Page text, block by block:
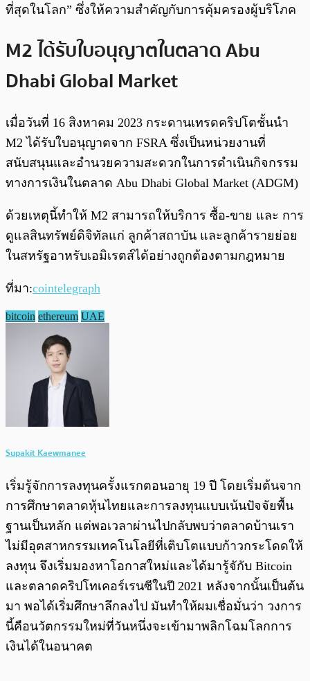
ที่สุดในโลก” ซึ่งให้ความสำคัญกับการคุ้มครองผู้บริโภค
M2 ได้รับใบอนุญาตในตลาด Abu
Dhabi Global Market
เมื่อวันที่ 16 สิงหาคม 2023 กระดานเทรดคริปโตชั้นนำ
M2 ได้รับใบอนุญาตจาก FSRA ซึ่งเป็นหน่วยงานที่
สนับสนุนและอำนวยความสะดวกในการดำเนินกิจกรรม
ทางการเงินในตลาด Abu Dhabi Global Market (ADGM)
ด้วยเหตุนี้ทำให้ M2 สามารถให้บริการ ซื้อ-ขาย และ การ
ดูแลสินทรัพย์ดิจิทัลแก่ ลูกค้าสถาบัน และลูกค้ารายย่อย
ในสหรัฐอาหรับเอมิเรตส์ได้อย่างถูกต้องตามกฎหมาย
ที่มา:cointelegraph
bitcoin ethereum UAE
Supakit Kaewmanee
เริ่มรู้จักการลงทุนครั้งแรกตอนอายุ 19 ปี โดยเริ่มต้นจาก
การศึกษาตลาดหุ้นไทยและการลงทุนแบบเน้นปัจจัยพื้น
ฐานเป็นหลัก แต่พอเวลาผ่านไปกลับพบว่าตลาดบ้านเรา
ไม่มีอุตสาหกรรมเทคโนโลยีที่เติบโตแบบก้าวกระโดดให้
ลงทุน จึงเริ่มมองหาโอกาสใหม่และได้มารู้จักับ Bitcoin
และตลาดคริปโทเคอร์เรนซีในปี 2021 หลังจากนั้นเป็นต้น
มา พอได้เริ่มศึกษาลึกลงไป มันทำให้ผมเชื่อมั่นว่า วงการ
นี้คือนวัตกรรมใหม่ที่วันหนึ่งจะเข้ามาพลิกโฉมโลกการ
เงินได้ในอนาคต